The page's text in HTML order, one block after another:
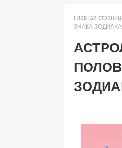
Главная
ЗНАКА ЗОДИАКА!